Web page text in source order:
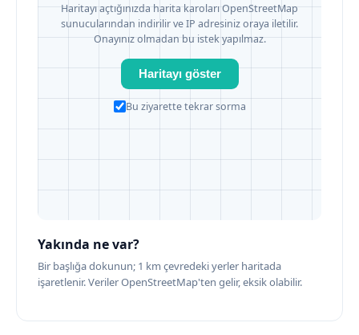
Haritayı açtığınızda harita karoları OpenStreetMap
sunucularından indirilir ve IP adresiniz oraya iletilir.
Onayınız olmadan bu istek yapılmaz.
Haritayı göster
Bu ziyarette tekrar sorma
Yakında ne var?
Bir başlığa dokunun; 1 km çevredeki yerler haritada
işaretlenir. Veriler OpenStreetMap'ten gelir, eksik olabilir.